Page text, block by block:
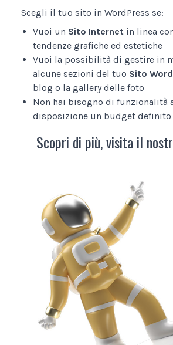
Scegli il tuo sito in WordPress se:
Vuoi un Sito Internet in linea
tendenze grafiche ed estetiche
Vuoi la possibilità di gestire in
alcune sezioni del tuo Sito
blog o la gallery delle foto
Non hai bisogno di funzionalità
disposizione un budget definito
Scopri di più, visita il